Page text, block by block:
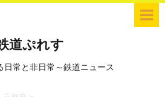
道ぷれす
日常と非日常～鉄道ニュース